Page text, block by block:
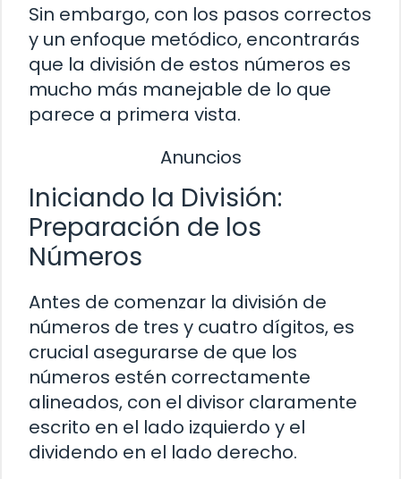
Sin embargo, con los pasos correctos
y un enfoque metódico, encontrarás
que la división de estos números es
mucho más manejable de lo que
parece a primera vista.
Anuncios
Iniciando la División:
Preparación de los
Números
Antes de comenzar la división de
números de tres y cuatro dígitos, es
crucial asegurarse de que los
números estén correctamente
alineados, con el divisor claramente
escrito en el lado izquierdo y el
dividendo en el lado derecho.